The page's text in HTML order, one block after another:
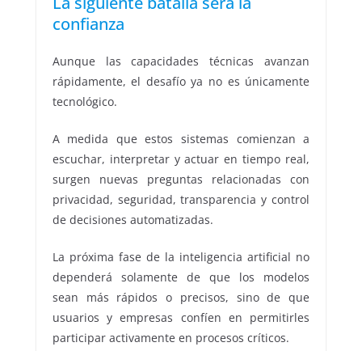
confianza
Aunque las capacidades técnicas avanzan
rápidamente, el desafío ya no es únicamente
tecnológico.
A medida que estos sistemas comienzan a
escuchar, interpretar y actuar en tiempo real,
surgen nuevas preguntas relacionadas con
privacidad, seguridad, transparencia y control
de decisiones automatizadas.
La próxima fase de la inteligencia artificial no
dependerá solamente de que los modelos
sean más rápidos o precisos, sino de que
usuarios y empresas confíen en permitirles
participar activamente en procesos críticos.